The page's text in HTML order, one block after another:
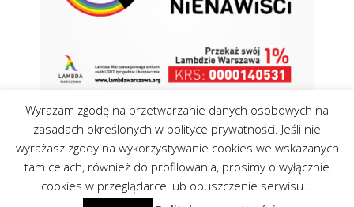
Kontakt
Polityka Cookies
Wyrażam zgodę na przetwarzanie danych osobowych na
zasadach określonych w polityce prywatności. Jeśli nie
wyrażasz zgody na wykorzystywanie cookies we wskazanych
tam celach, również do profilowania, prosimy o wyłącznie
cookies w przeglądarce lub opuszczenie serwisu...